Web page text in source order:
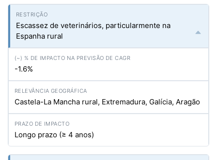
Escassez de veterinários, particularmente na
Espanha rural
-1.6%
Castela-La Mancha rural, Extremadura, Galícia, Aragão
Longo prazo (≥ 4 anos)